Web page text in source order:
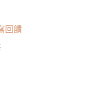
回饋